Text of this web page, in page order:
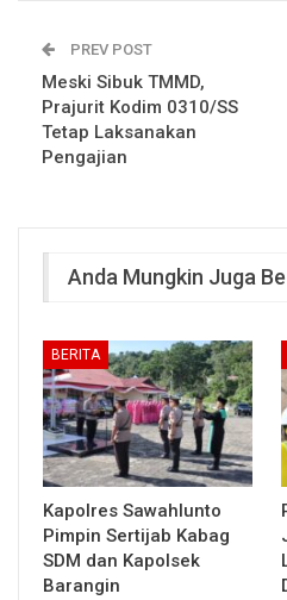
PREV POST
Meski Sibuk TMMD,
Prajurit Kodim 0310/SS
Tetap Laksanakan
Pengajian
Anda Mungkin Juga
BERITA
Kapolres Sawahlunto
Pimpin Sertijab Kabag
SDM dan Kapolsek
Barangin